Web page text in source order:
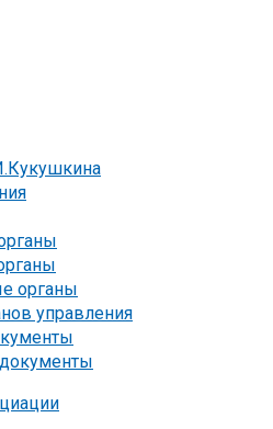
органы
управления